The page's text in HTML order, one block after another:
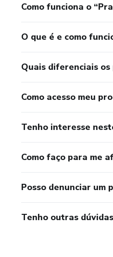
Como funciona o
O que é e como
Quais diferenciais
Como acesso meu
Tenho interesse
Como faço para me
Posso denunciar um
Tenho outras